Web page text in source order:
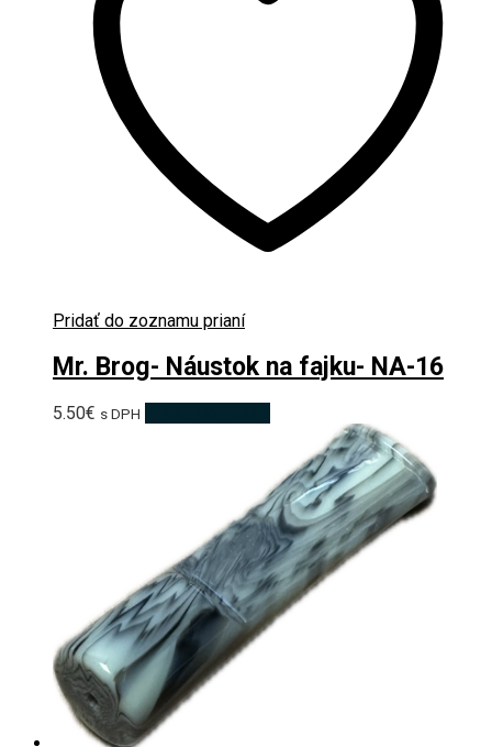
Pridať do zoznamu prianí
Mr. Brog- Náustok na fajku- NA-16
5.50€ s DPH